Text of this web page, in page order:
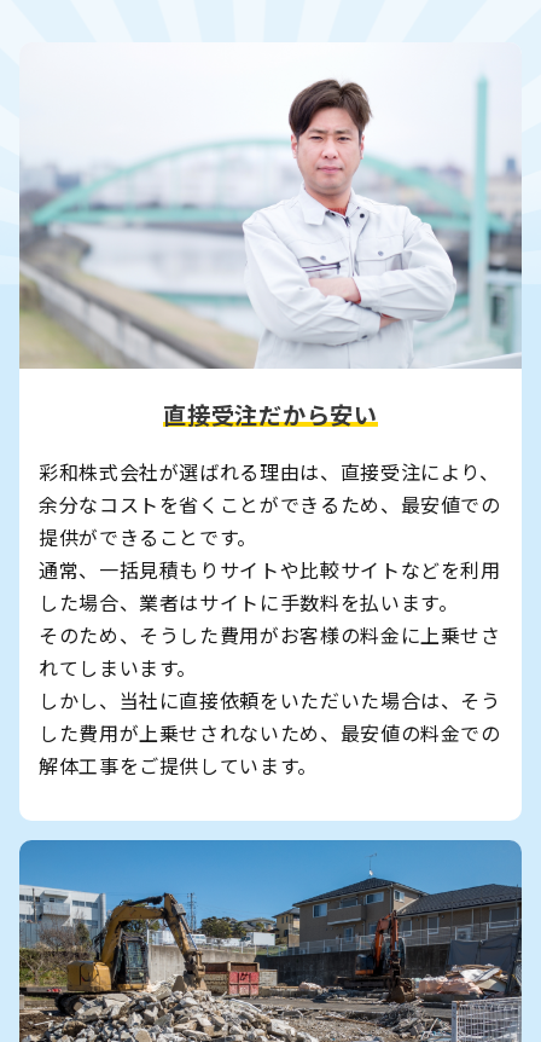
直接受注だから安い
彩和株式会社が選ばれる理由は、直接受注により、
余分なコストを省くことができるため、最安値での
提供ができることです。
通常、一括見積もりサイトや比較サイトなどを利用
した場合、業者はサイトに手数料を払います。
そのため、そうした費用がお客様の料金に上乗せさ
れてしまいます。
しかし、当社に直接依頼をいただいた場合は、そう
した費用が上乗せされないため、最安値の料金での
解体工事をご提供しています。